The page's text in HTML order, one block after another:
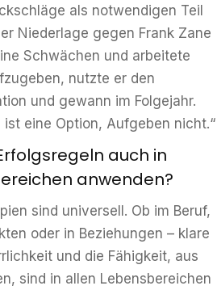
als notwendigen Teil
Niederlage gegen Frank Zane
Schwächen und arbeitete
nutzte er den
und gewann im Folgejahr.
ist eine Option, Aufgeben nicht.“
auch in
anwenden?
sind universell. Ob im Beruf,
oder in Beziehungen – klare
und die Fähigkeit, aus
sind in allen Lebensbereichen